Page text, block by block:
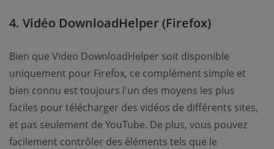
4. Vidéo DownloadHelper (Firefox)
Bien que Video DownloadHelper soit disponible
uniquement pour Firefox, ce complément simple et
bien connu est toujours l'un des moyens les plus
faciles pour télécharger des vidéos de différents sites,
et pas seulement de YouTube. De plus, vous pouvez
facilement contrôler des éléments tels que le